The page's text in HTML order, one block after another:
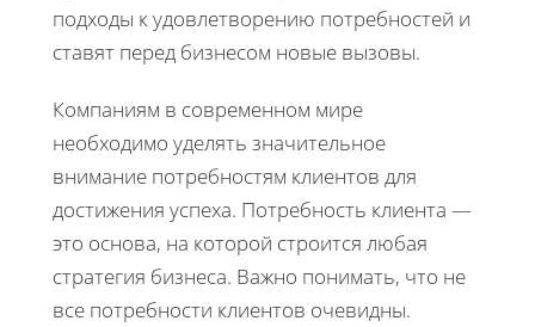
подходы к удовлетворению потребностей и
ставят перед бизнесом новые вызовы.
Компаниям в современном мире
необходимо уделять значительное
внимание потребностям клиентов для
достижения успеха. Потребность клиента —
это основа, на которой строится любая
стратегия бизнеса. Важно понимать, что не
все потребности клиентов очевидны.